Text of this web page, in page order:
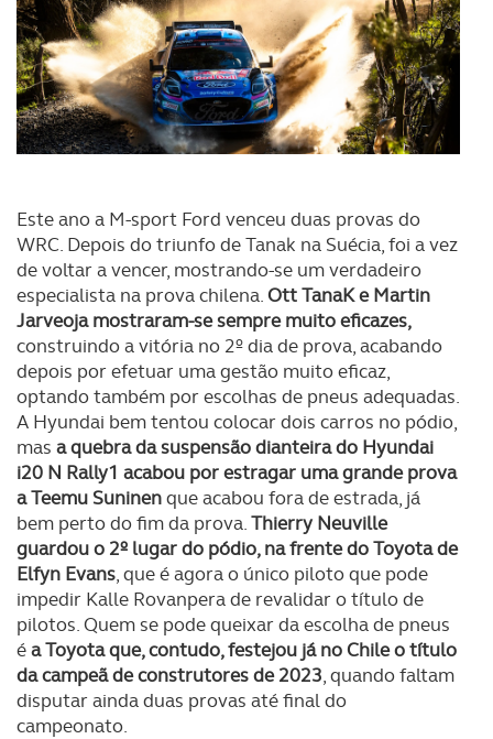
Este ano a M-sport Ford venceu duas provas do
WRC. Depois do triunfo de Tanak na Suécia, foi a vez
de voltar a vencer, mostrando-se um verdadeiro
especialista na prova chilena.Ott TanaK e Martin
Jarveoja mostraram-se sempre muito eficazes,
construindo a vitória no 2º dia de prova, acabando
depois por efetuar uma gestão muito eficaz,
optando também por escolhas de pneus adequadas.
A Hyundai bem tentou colocar dois carros no pódio,
mas a quebra da suspensão dianteira do Hyundai
i20 N Rally1 acabou por estragar uma grande prova
a Teemu Suninenque acabou fora de estrada, já
bem perto do fim da prova.Thierry Neuville
guardou o 2º lugar do pódio, na frente do Toyota de
Elfyn Evans, que é agora o único piloto que pode
impedir Kalle Rovanpera de revalidar o título de
pilotos. Quem se pode queixar da escolha de pneus
éa Toyota que, contudo, festejou já no Chile o título
da campeã de construtores de 2023, quando faltam
disputar ainda duas provas até final do
campeonato.